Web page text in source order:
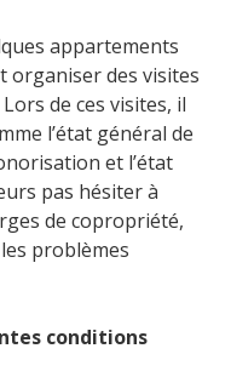
appartements
organiser des visites
de ces visites, il
l’état général de
et l’état
pas hésiter à
de copropriété,
problèmes
conditions